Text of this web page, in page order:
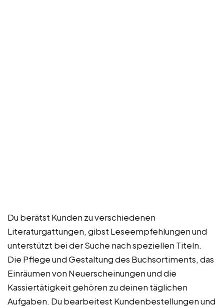
Du berätst Kunden zu verschiedenen
Literaturgattungen, gibst Leseempfehlungen und
unterstützt bei der Suche nach speziellen Titeln.
Die Pflege und Gestaltung des Buchsortiments, das
Einräumen von Neuerscheinungen und die
Kassiertätigkeit gehören zu deinen täglichen
Aufgaben. Du bearbeitest Kundenbestellungen und